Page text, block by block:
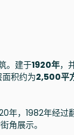
。建于1920年，
积约为2,500平
年，1982年经
角展示。